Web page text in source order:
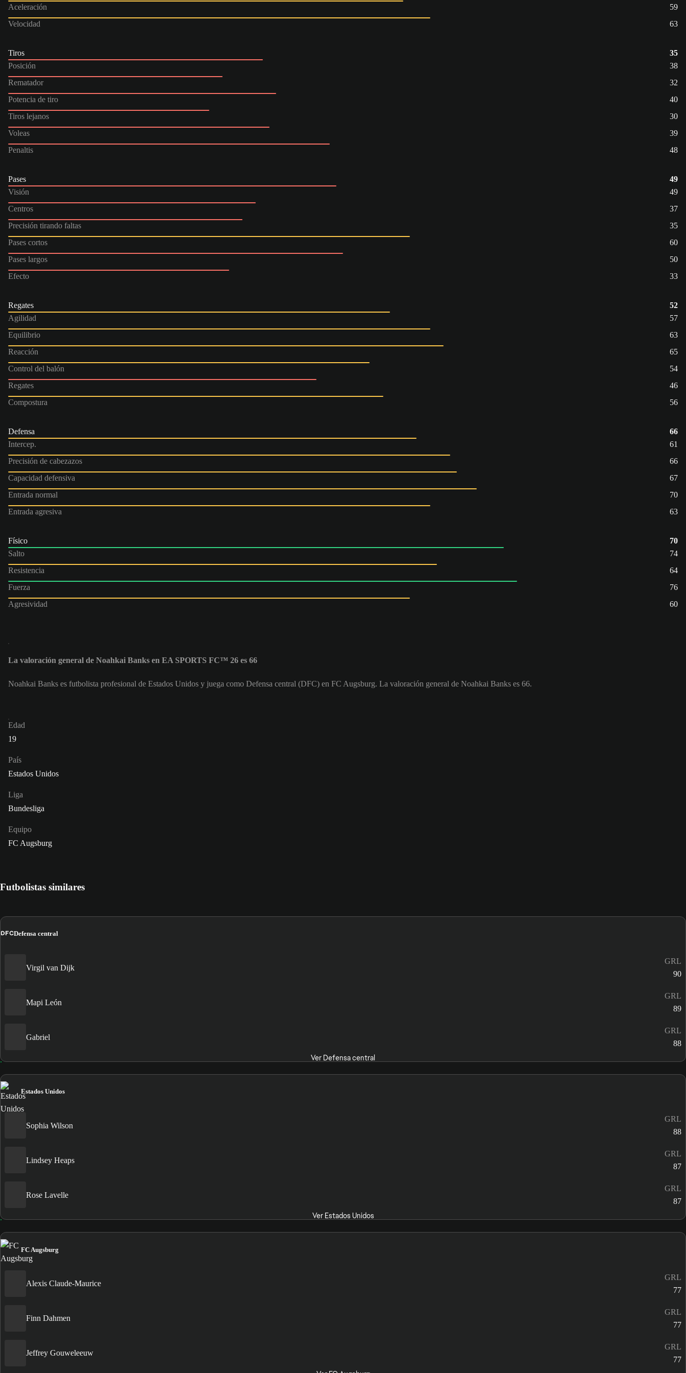
Aceleración
59
Velocidad
63
Tiros
35
Posición
38
Rematador
32
Potencia de tiro
40
Tiros lejanos
30
Voleas
39
Penaltis
48
Pases
49
Visión
49
Centros
37
Precisión tirando faltas
35
Pases cortos
60
Pases largos
50
Efecto
33
Regates
52
Agilidad
57
Equilibrio
63
Reacción
65
Control del balón
54
Regates
46
Compostura
56
Defensa
66
Intercep.
61
Precisión de cabezazos
66
Capacidad defensiva
67
Entrada normal
70
Entrada agresiva
63
Físico
70
Salto
74
Resistencia
64
Fuerza
76
Agresividad
60
La valoración general de Noahkai Banks en EA SPORTS FC™ 26 es 66
Noahkai Banks es futbolista profesional de Estados Unidos y juega como Defensa central (DFC) en FC Augsburg. La valoración general de Noahkai Banks es 66.
Edad
19
País
Estados Unidos
Liga
Bundesliga
Equipo
FC Augsburg
Futbolistas similares
DFCDefensa central
Virgil van Dijk
GRL
90
Mapi León
GRL
89
Gabriel
GRL
88
Ver Defensa central
Estados Unidos
Sophia Wilson
GRL
88
Lindsey Heaps
GRL
87
Rose Lavelle
GRL
87
Ver Estados Unidos
FC Augsburg
Alexis Claude-Maurice
GRL
77
Finn Dahmen
GRL
77
Jeffrey Gouweleeuw
GRL
77